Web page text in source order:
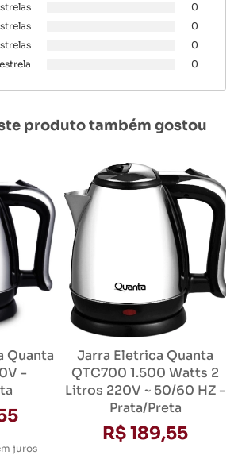
0
0
0
0
produto também gostou
Quanta
-
juros
Jarra Eletrica Quanta
QTC700 1.500 Watts 2
Litros 220V ~ 50/60 HZ -
Prata/Preta
R$ 189,55